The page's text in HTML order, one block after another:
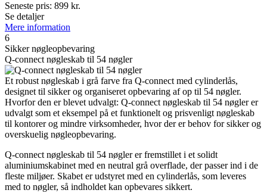
Seneste pris: 899 kr.
Se detaljer
Mere information
6
Sikker nøgleopbevaring
Q-connect nøgleskab til 54 nøgler
Et robust nøgleskab i grå farve fra Q-connect med cylinderlås,
designet til sikker og organiseret opbevaring af op til 54 nøgler.
Hvorfor den er blevet udvalgt: Q-connect nøgleskab til 54 nøgler er
udvalgt som et eksempel på et funktionelt og prisvenligt nøgleskab
til kontorer og mindre virksomheder, hvor der er behov for sikker og
overskuelig nøgleopbevaring.
Q-connect nøgleskab til 54 nøgler er fremstillet i et solidt
aluminiumskabinet med en neutral grå overflade, der passer ind i de
fleste miljøer. Skabet er udstyret med en cylinderlås, som leveres
med to nøgler, så indholdet kan opbevares sikkert.